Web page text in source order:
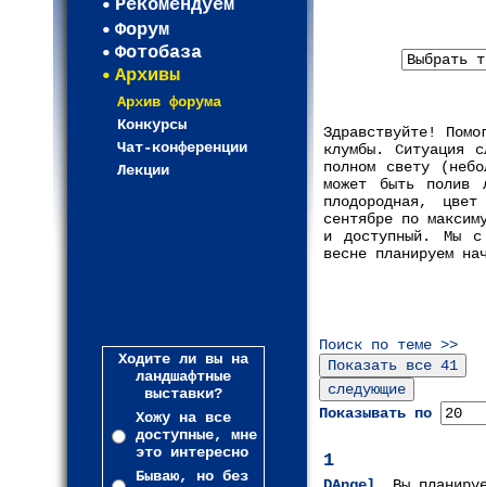
Рекомендуем
Форум
Фотобаза
Архивы
Архив форума
Конкурсы
Чат-конференции
Лекции
Ходите ли вы на
ландшафтные
выставки?
Хожу на все
доступные, мне
это интересно
Бываю, но без
Здравствуйте!
клумбы. Ситуация
полном свету
может быть полив
плодородная,
сентябре по
и доступный. Мы с
весне планируем
Поиск по теме >>
Показывать по
1